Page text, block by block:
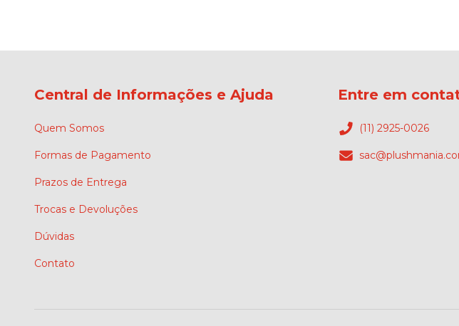
Central de Informações e Ajuda
Quem Somos
Formas de Pagamento
Prazos de Entrega
Trocas e Devoluções
Dúvidas
Contato
Entre em
(11) 2925-0026